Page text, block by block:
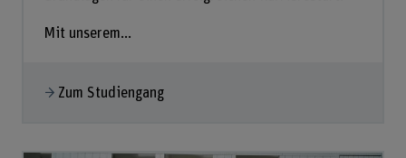
Mit unserem...
Zum Studiengang